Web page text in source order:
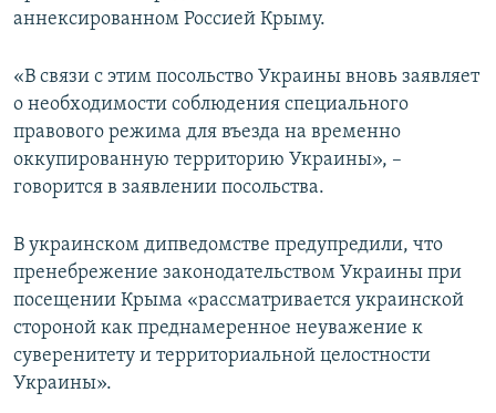
аннексированном Россией Крыму.
«В связи с этим посольство Украины вновь заявляет
о необходимости соблюдения специального
правового режима для въезда на временно
оккупированную территорию Украины», –
говорится в заявлении посольства.
В украинском дипведомстве предупредили, что
пренебрежение законодательством Украины при
посещении Крыма «рассматривается украинской
стороной как преднамеренное неуважение к
суверенитету и территориальной целостности
Украины».